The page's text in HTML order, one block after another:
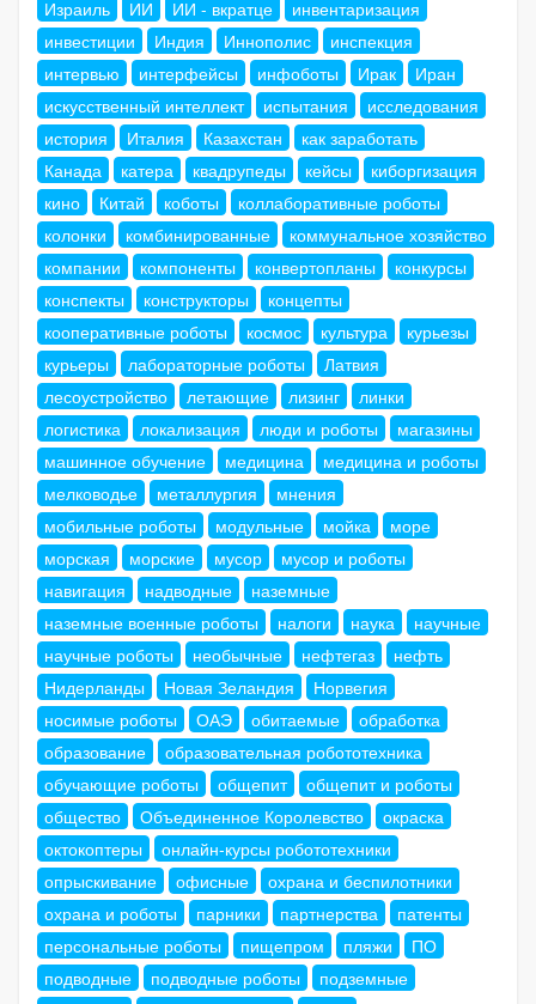
Израиль
ИИ ИИ - вкратце
инвентаризация
инвестиции
Индия Иннополис
инспекция
интервью
интерфейсы инфоботы Ирак
Иран
искусственный интеллект
испытания
исследования
история
Италия Казахстан
как заработать
Канада
катера квадрупеды кейсы
киборгизация
кино
Китай коботы
коллаборативные роботы
колонки
комбинированные
коммунальное хозяйство
компании
компоненты конвертопланы
конкурсы
конспекты
конструкторы
концепты
кооперативные роботы
космос культура
курьезы
курьеры
лабораторные роботы
Латвия
лесоустройство
летающие лизинг
линки
логистика
локализация люди и роботы
магазины
машинное обучение
медицина
медицина и роботы
мелководье
металлургия
мнения
мобильные роботы
модульные мойка
море
морская
морские мусор
мусор и роботы
навигация
надводные
наземные
наземные военные роботы
налоги наука
научные
научные роботы
необычные нефтегаз
нефть
Нидерланды
Новая Зеландия
Норвегия
носимые роботы
ОАЭ обитаемые
обработка
образование
образовательная робототехника
обучающие роботы
общепит
общепит и роботы
общество
Объединенное Королевство
окраска
октокоптеры
онлайн-курсы робототехники
опрыскивание
офисные
охрана и беспилотники
охрана и роботы
парники партнерства
патенты
персональные роботы
пищепром пляжи
ПО
подводные
подводные роботы
подземные